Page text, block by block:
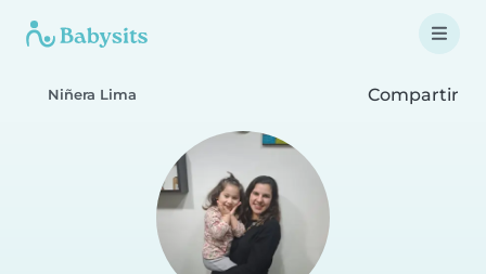
Niñera Lima Compartir